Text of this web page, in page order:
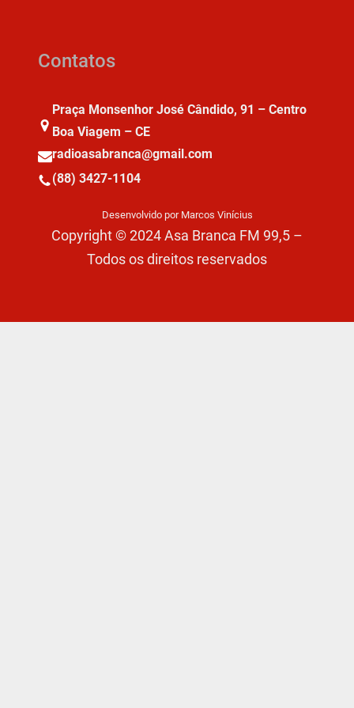
Contatos
Praça Monsenhor José Cândido, 91 – Centro
Boa Viagem – CE
radioasabranca@gmail.com
(88) 3427-1104
Desenvolvido por Marcos Vinícius
Copyright © 2024 Asa Branca FM 99,5 –
Todos os direitos reservados